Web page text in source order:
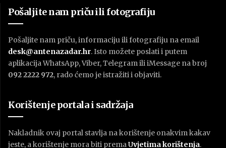
Pošaljite nam priču ili fotografiju
Pošaljite nam priču, informaciju ili fotografiju na email
desk@antenazadar.hr. Isto možete poslati i putem
aplikacija WhatsApp, Viber, Telegram ili iMessage na broj
092 2222 972, rado ćemo je istražiti i objaviti.
Korištenje portala i sadržaja
Nakladnik ovaj portal stavlja na korištenje onakvim kakav
jeste, a korištenje mora biti premaUvjetima korištenja.